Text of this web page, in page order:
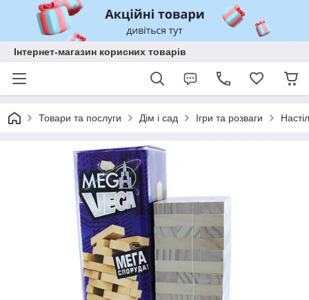
Інтернет-магазин корисних товарів
Товари та послуги Дім і сад Ігри та розваги